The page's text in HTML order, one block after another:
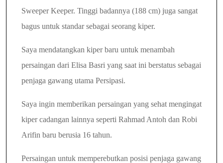
Sweeper Keeper. Tinggi badannya (188 cm) juga sangat
bagus untuk standar sebagai seorang kiper.
Saya mendatangkan kiper baru untuk menambah
persaingan dari Elisa Basri yang saat ini berstatus sebagai
penjaga gawang utama Persipasi.
Saya ingin memberikan persaingan yang sehat mengingat
kiper cadangan lainnya seperti Rahmad Antoh dan Robi
Arifin baru berusia 16 tahun.
Persaingan untuk memperebutkan posisi penjaga gawang